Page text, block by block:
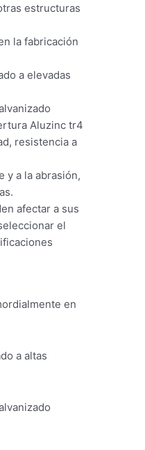
estructuras
la fabricación
a elevadas
Aluzinc tr4
resistencia a
y a la abrasión,
afectar a sus
el
en
a altas